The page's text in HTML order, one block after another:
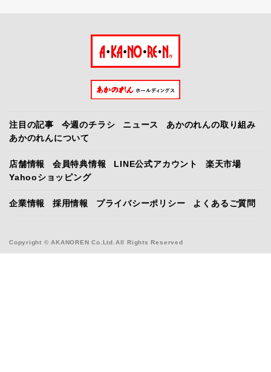
Copyright © AKANOREN Co.Ltd.All Rights Reserved
注目の記事 今週のチラシ ニュース
あかのれんの取り組み
あかのれんについて
店舗情報 会員特典情報 LINE公式アカウント
楽天市場
Yahooショッピング
企業情報 採用情報 プライバシーポリシー よくあるご質問